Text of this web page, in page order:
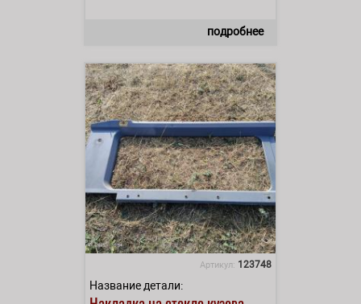
подробнее
Артикул: 123748
Название детали: